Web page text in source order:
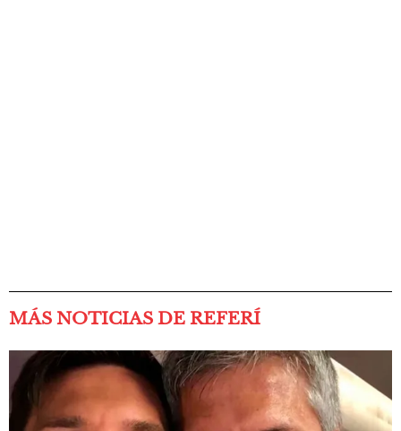
MÁS NOTICIAS DE REFERÍ